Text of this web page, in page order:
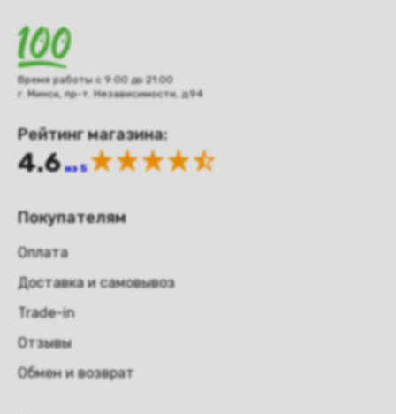
Время работы с 9:00 до 21:00
г. Минск, пр-т. Независимости, д.94
Рейтинг магазина:
4.6 из 5
Покупателям
Оплата
Доставка и самовывоз
Trade-in
Отзывы
Обмен и возврат